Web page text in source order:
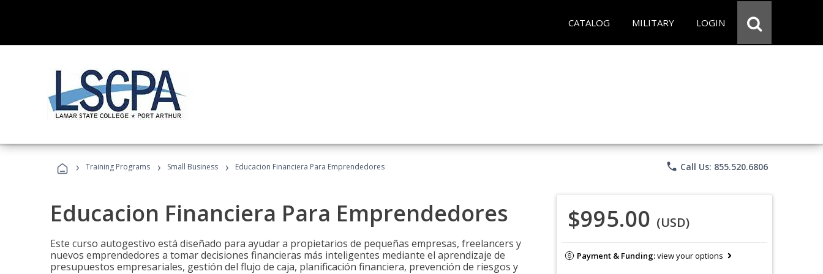
CATALOG MILITARY LOGIN
› Training Programs › Small Business › Educacion Financiera Para Emprendedores phone Call Us: 855.520.6806
Educacion Financiera Para Emprendedores
Este curso autogestivo está diseñado para ayudar a propietarios de pequeñas empresas, freelancers y
nuevos emprendedores a tomar decisiones financieras más inteligentes mediante el aprendizaje de
presupuestos empresariales, gestión del flujo de caja, planificación financiera, prevención de riesgos y
$995.00 (USD)
Payment & Funding:view your options